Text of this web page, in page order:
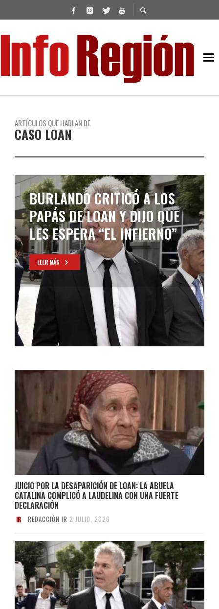
ARTÍCULOS QUE HABLAN DE
CASO LOAN
BURLANDO CRITICÓ A LOS
PAPÁS DE LOAN Y DIJO QUE
LES ESPERA “EL INFIERNO”
LEER MÁS
JUICIO POR LA DESAPARICIÓN DE LOAN: LA ABUELA
CATALINA COMPLICÓ A LAUDELINA CON UNA FUERTE
DECLARACIÓN
REDACCIÓN IR 2 JULIO, 2026